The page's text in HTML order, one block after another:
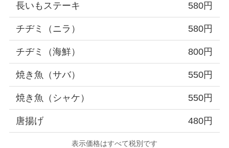
長いもステーキ 580円
チヂミ（ニラ） 580円
チヂミ（海鮮） 800円
焼き魚（サバ） 550円
焼き魚（シャケ） 550円
唐揚げ 480円
表示価格はすべて税別です